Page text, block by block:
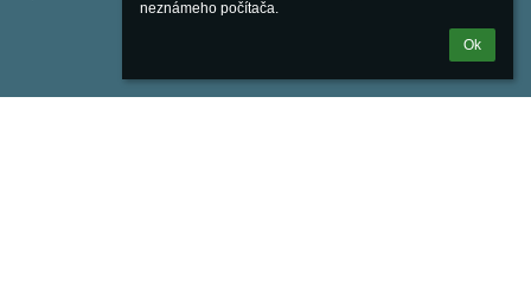
neznámeho počítača.
Ok